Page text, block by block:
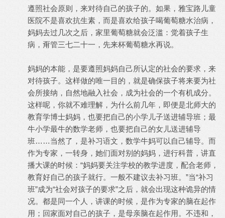
遵照社会原则，来对待自己的孩子的。如果，雅宝路儿童
医院不是喜欢抗生素，而是喜欢给孩子喝葡萄糖水治病，
妈妈去过几次之后，家里葡萄糖就会泛滥：觉着孩子生
病，甭管三七二十一，先来杯葡萄糖水再说。
妈妈的本能，是要遵照妈妈自己所认定的社会的要求，来
对待孩子。这样做的唯一目的，就是确保孩子将来要为社
会所接纳，自然地融入社会，成为社会的一个有机成分。
这样呢，你就不难理解，为什么前几年，即便是北师大的
教育学博士妈妈，也要把自己的小学儿子送进辅导班；最
牛小学最牛的数学老师，也要把自己的女儿送进辅导
班……当然了，是补习语文，数学牛妈可以自己辅导。而
作为专家，一转身，她们面对别的妈妈，进行科普，讲直
播大课的时候：“妈妈要关注学校的教学进度，配合老师，
教育好自己的孩子就行。一般不建议去补习班。”当“补习
班”成为“社会对孩子的要求”之后，就会出现这种诡异的情
况。都是同一个人，讲课的时候，是作为专家的脑在起作
用；回家面对自己的孩子，是母亲脑在起作用。不违和，